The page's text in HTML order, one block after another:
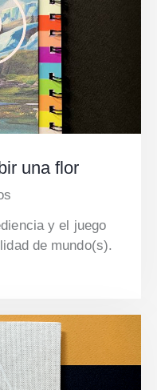
una flor
y el juego
de mundo(s).